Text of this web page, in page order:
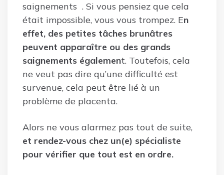
saignements . Si vous pensiez que cela
était impossible, vous vous trompez. En
effet, des petites tâches brunâtres
peuvent apparaître ou des grands
saignements également. Toutefois, cela
ne veut pas dire qu’une difficulté est
survenue, cela peut être lié à un
problème de placenta.
Alors ne vous alarmez pas tout de suite,
et rendez-vous chez un(e) spécialiste
pour vérifier que tout est en ordre.